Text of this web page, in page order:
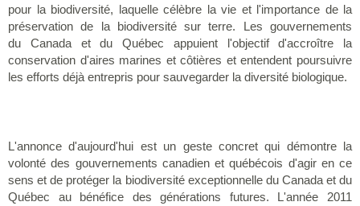
pour la biodiversité, laquelle célèbre la vie et l'importance de la
préservation de la biodiversité sur terre. Les gouvernements
du Canada et du Québec appuient l'objectif d'accroître la
conservation d'aires marines et côtières et entendent poursuivre
les efforts déjà entrepris pour sauvegarder la diversité biologique.
L'annonce d'aujourd'hui est un geste concret qui démontre la
volonté des gouvernements canadien et québécois d'agir en ce
sens et de protéger la biodiversité exceptionnelle du Canada et du
Québec au bénéfice des générations futures. L'année 2011